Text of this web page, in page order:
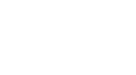
in ogni momento le sue
in basso a sinistra
sito. Per maggior
suoi dati visiti la nostra